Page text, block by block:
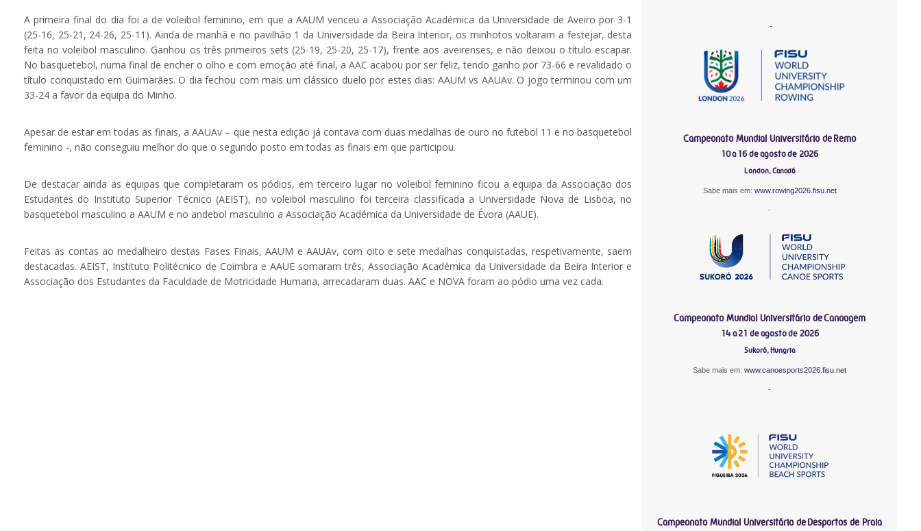
A primeira final do dia foi a de voleibol feminino, em que a AAUM venceu a Associação Académica da Universidade de Aveiro por 3-1
(25-16, 25-21, 24-26, 25-11). Ainda de manhã e no pavilhão 1 da Universidade da Beira Interior, os minhotos voltaram a festejar, desta
feita no voleibol masculino. Ganhou os três primeiros sets (25-19, 25-20, 25-17), frente aos aveirenses, e não deixou o título escapar.
No basquetebol, numa final de encher o olho e com emoção até final, a AAC acabou por ser feliz, tendo ganho por 73-66 e revalidado o
título conquistado em Guimarães. O dia fechou com mais um clássico duelo por estes dias: AAUM vs AAUAv. O jogo terminou com um
33-24 a favor da equipa do Minho.
Apesar de estar em todas as finais, a AAUAv – que nesta edição já contava com duas medalhas de ouro no futebol 11 e no basquetebol
feminino -, não conseguiu melhor do que o segundo posto em todas as finais em que participou.
De destacar ainda as equipas que completaram os pódios, em terceiro lugar no voleibol feminino ficou a equipa da Associação dos
Estudantes do Instituto Superior Técnico (AEIST), no voleibol masculino foi terceira classificada a Universidade Nova de Lisboa, no
basquetebol masculino a AAUM e no andebol masculino a Associação Académica da Universidade de Évora (AAUE).
Feitas as contas ao medalheiro destas Fases Finais, AAUM e AAUAv, com oito e sete medalhas conquistadas, respetivamente, saem
destacadas. AEIST, Instituto Politécnico de Coimbra e AAUE somaram três, Associação Académica da Universidade da Beira Interior e
Associação dos Estudantes da Faculdade de Motricidade Humana, arrecadaram duas. AAC e NOVA foram ao pódio uma vez cada.
-
Campeonato Mundial Universitário de Remo
10 a 16 de agosto de 2026
London, Canadá
Sabe mais em: www.rowing2026.fisu.net
-
Campeonato Mundial Universitário de Canoagem
14 a 21 de agosto de 2026
Sukoró, Hungria
Sabe mais em:www.canoesports2026.fisu.net
-
Campeonato Mundial Universitário de Desportos de Praia